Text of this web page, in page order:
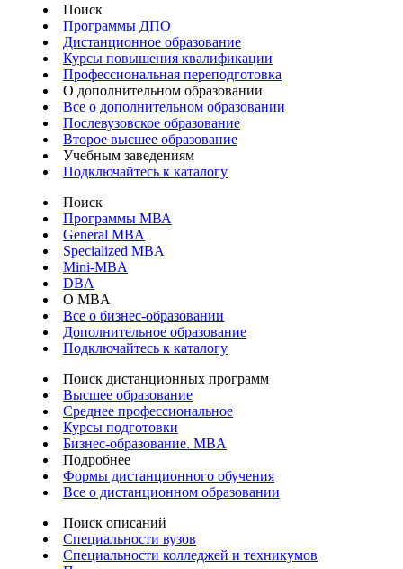
Поиск
Программы ДПО
Дистанционное образование
Курсы повышения квалификации
Профессиональная переподготовка
О дополнительном образовании
Все о дополнительном образовании
Послевузовское образование
Второе высшее образование
Учебным заведениям
Подключайтесь к каталогу
Поиск
Программы МВА
General MBA
Specialized MBA
Mini-MBA
DBA
О MBA
Все о бизнес-образовании
Дополнительное образование
Подключайтесь к каталогу
Поиск дистанционных программ
Высшее образование
Среднее профессиональное
Курсы подготовки
Бизнес-образование. MBA
Подробнее
Формы дистанционного обучения
Все о дистанционном образовании
Поиск описаний
Специальности вузов
Специальности колледжей и техникумов